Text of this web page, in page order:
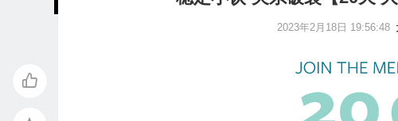
2023年2月18日 19:56:48